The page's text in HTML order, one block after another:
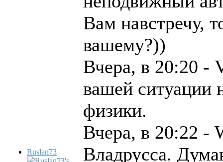
Ruslan73
Вам навстречу,
вашему?))
Вчера, в 20:20 -
вашей ситуации
физики.
Вчера, в 20:22 -
Владрусса.